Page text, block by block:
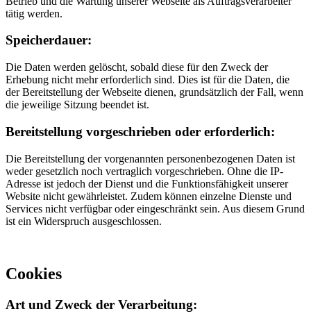
tätig werden.
Speicherdauer:
Die Daten werden gelöscht, sobald diese für den Zweck der
Erhebung nicht mehr erforderlich sind. Dies ist für die Daten, die
der Bereitstellung der Webseite dienen, grundsätzlich der Fall, wenn
die jeweilige Sitzung beendet ist.
Bereitstellung vorgeschrieben oder erforderlich:
Die Bereitstellung der vorgenannten personenbezogenen Daten ist
weder gesetzlich noch vertraglich vorgeschrieben. Ohne die IP-
Adresse ist jedoch der Dienst und die Funktionsfähigkeit unserer
Website nicht gewährleistet. Zudem können einzelne Dienste und
Services nicht verfügbar oder eingeschränkt sein. Aus diesem Grund
ist ein Widerspruch ausgeschlossen.
Cookies
Art und Zweck der Verarbeitung: